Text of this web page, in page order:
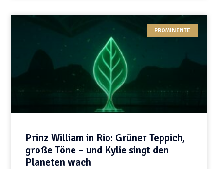
PROMINENTE
Prinz William in Rio: Grüner Teppich,
große Töne – und Kylie singt den
Planeten wach